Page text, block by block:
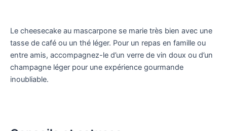
Le cheesecake au mascarpone se marie très bien avec une
tasse de café ou un thé léger. Pour un repas en famille ou
entre amis, accompagnez-le d’un verre de vin doux ou d’un
champagne léger pour une expérience gourmande
inoubliable.